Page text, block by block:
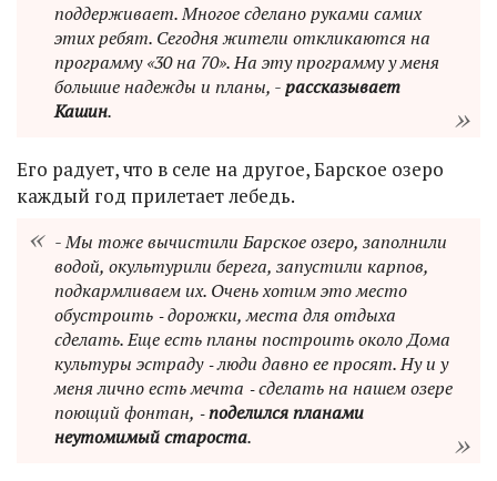
поддерживает. Многое сделано руками самих
этих ребят. Сегодня жители откликаются на
программу «30 на 70». На эту программу у меня
большие надежды и планы, -рассказывает
Кашин.
Его радует, что в селе на другое, Барское озеро
каждый год прилетает лебедь.
- Мы тоже вычистили Барское озеро, заполнили
водой, окультурили берега, запустили карпов,
подкармливаем их. Очень хотим это место
обустроить ‑ дорожки, места для отдыха
сделать. Еще есть планы построить около Дома
культуры эстраду ‑ люди давно ее просят. Ну и у
меня лично есть мечта ‑ сделать на нашем озере
поющий фонтан, ‑поделился планами
неутомимый староста.